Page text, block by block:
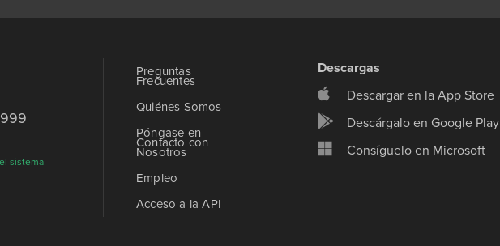
sistema
Preguntas
Frecuentes
Quiénes Somos
Póngase en
Contacto con
Nosotros
Empleo
Acceso a la API
Descargas
Descargar en la App Store
Descárgalo en Google Play
Consíguelo en Microsoft